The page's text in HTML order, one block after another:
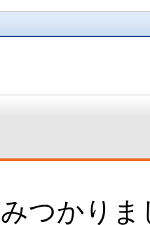
つかりま